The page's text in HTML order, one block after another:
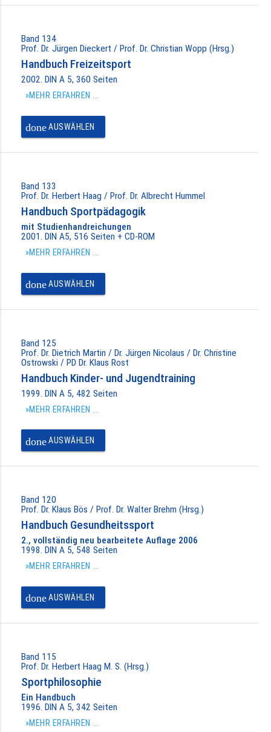
Band 134
Prof. Dr. Jürgen Dieckert / Prof. Dr. Christian Wopp (Hrsg.)
Handbuch Freizeitsport
2002. DIN A 5, 360 Seiten
»MEHR ERFAHREN ...
doneAUSWÄHLEN
Band 133
Prof. Dr. Herbert Haag / Prof. Dr. Albrecht Hummel
Handbuch Sportpädagogik
mit Studienhandreichungen
2001. DIN A5, 516 Seiten + CD-ROM
»MEHR ERFAHREN ...
doneAUSWÄHLEN
Band 125
Prof. Dr. Dietrich Martin / Dr. Jürgen Nicolaus / Dr. Christine
Ostrowski / PD Dr. Klaus Rost
Handbuch Kinder- und Jugendtraining
1999. DIN A 5, 482 Seiten
»MEHR ERFAHREN ...
doneAUSWÄHLEN
Band 120
Prof. Dr. Klaus Bös / Prof. Dr. Walter Brehm (Hrsg.)
Handbuch Gesundheitssport
2., vollständig neu bearbeitete Auflage 2006
1998. DIN A 5, 548 Seiten
»MEHR ERFAHREN ...
doneAUSWÄHLEN
Band 115
Prof. Dr. Herbert Haag M. S. (Hrsg.)
Sportphilosophie
Ein Handbuch
1996. DIN A 5, 342 Seiten
»MEHR ERFAHREN ...